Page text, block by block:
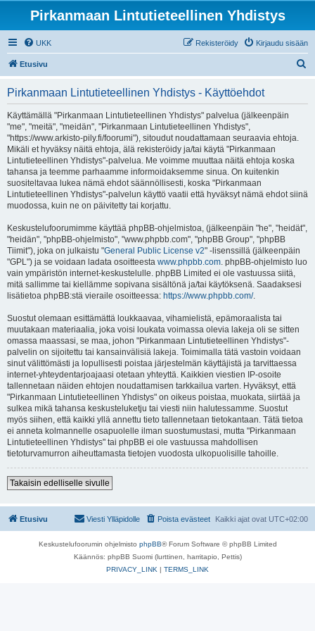
Pirkanmaan Lintutieteellinen Yhdistys
UKK Kirjaudu sisään
Rekisteröidy
Etusivu
Pirkanmaan Lintutieteellinen Yhdistys - Käyttöehdot
Käyttämällä "Pirkanmaan Lintutieteellinen Yhdistys" palvelua (jälkeenpäin
"me", "meitä", "meidän", "Pirkanmaan Lintutieteellinen Yhdistys",
"https://www.arkisto-pily.fi/foorumi"), sitoudut noudattamaan seuraavia ehtoja.
Mikäli et hyväksy näitä ehtoja, älä rekisteröidy ja/tai käytä "Pirkanmaan
Lintutieteellinen Yhdistys"-palvelua. Me voimme muuttaa näitä ehtoja koska
tahansa ja teemme parhaamme informoidaksemme sinua. On kuitenkin
suositeltavaa lukea nämä ehdot säännöllisesti, koska "Pirkanmaan
Lintutieteellinen Yhdistys"-palvelun käyttö vaatii että hyväksyt nämä ehdot siinä
muodossa, kuin ne on päivitetty tai korjattu.
Keskustelufoorumimme käyttää phpBB-ohjelmistoa, (jälkeenpäin "he", "heidät",
"heidän", "phpBB-ohjelmisto", "www.phpbb.com", "phpBB Group", "phpBB
Tiimit"), joka on julkaistu "General Public License v2" -lisenssillä (jälkeenpäin
"GPL") ja se voidaan ladata osoitteesta www.phpbb.com. phpBB-ohjelmisto luo
vain ympäristön internet-keskustelulle. phpBB Limited ei ole vastuussa siitä,
mitä sallimme tai kiellämme sopivana sisältönä ja/tai käytöksenä. Saadaksesi
lisätietoa phpBB:stä vieraile osoitteessa: https://www.phpbb.com/.
Suostut olemaan esittämättä loukkaavaa, vihamielistä, epämoraalista tai
muutakaan materiaalia, joka voisi loukata voimassa olevia lakeja oli se sitten
omassa maassasi, se maa, johon "Pirkanmaan Lintutieteellinen Yhdistys"-
palvelin on sijoitettu tai kansainvälisiä lakeja. Toimimalla tätä vastoin voidaan
sinut välittömästi ja lopullisesti poistaa järjestelmän käyttäjistä ja tarvittaessa
internet-yhteydentarjoajaasi otetaan yhteyttä. Kaikkien viestien IP-osoite
tallennetaan näiden ehtojen noudattamisen tarkkailua varten. Hyväksyt, että
"Pirkanmaan Lintutieteellinen Yhdistys" on oikeus poistaa, muokata, siirtää ja
sulkea mikä tahansa keskusteluketju tai viesti niin halutessamme. Suostut
myös siihen, että kaikki yllä annettu tieto tallennetaan tietokantaan. Tätä tietoa
ei anneta kolmannelle osapuolelle ilman suostumustasi, mutta "Pirkanmaan
Lintutieteellinen Yhdistys" tai phpBB ei ole vastuussa mahdollisen
tietoturvamurron aiheuttamasta tietojen vuodosta ulkopuolisille tahoille.
Takaisin edelliselle sivulle
Etusivu Kaikki ajat ovat UTC+02:00
Poista evästeet
Viesti Ylläpidolle
Keskustelufoorumin ohjelmisto phpBB® Forum Software © phpBB Limited
Käännös: phpBB Suomi (lurttinen, harritapio, Pettis)
PRIVACY_LINK | TERMS_LINK